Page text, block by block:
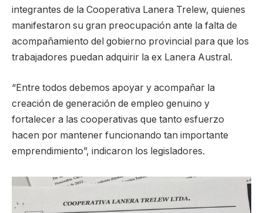
integrantes de la Cooperativa Lanera Trelew, quienes
manifestaron su gran preocupación ante la falta de
acompañamiento del gobierno provincial para que los
trabajadores puedan adquirir la ex Lanera Austral.
“Entre todos debemos apoyar y acompañar la
creación de generación de empleo genuino y
fortalecer a las cooperativas que tanto esfuerzo
hacen por mantener funcionando tan importante
emprendimiento”, indicaron los legisladores.